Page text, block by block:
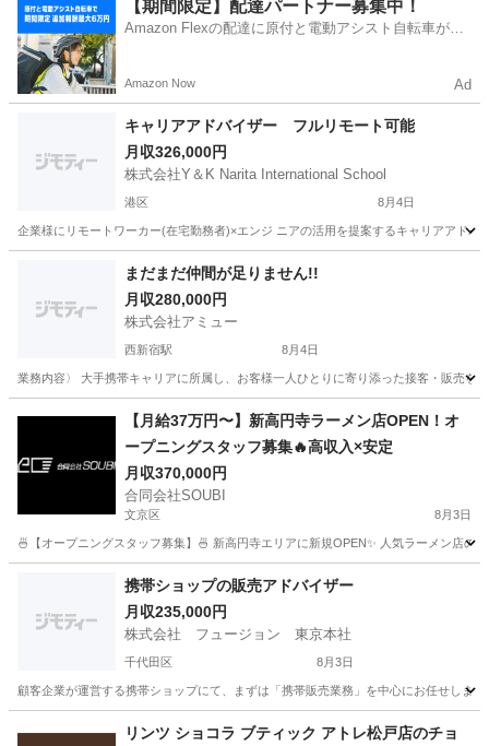
【期間限定】配達パートナー募集中！
Amazon Flexの配達に原付と電動アシスト自転車が登
Amazon Now Ad
キャリアアドバイザー フルリモート可能
月収326,000円
株式会社Y＆K Narita International School
港区 8月4日
企業様にリモートワーカー(在宅勤務者)×エンジ ニアの活用を提案するキャリアアド
その他 大阪 大阪市
まだまだ仲間が足りません!!
月収280,000円
株式会社アミュー
西新宿駅 8月4日
業務内容〉 大手携帯キャリアに所属し、お客様一人ひとりに寄り添った接客・販売
西新宿駅 サービス業
【月給37万円〜】新高円寺ラーメン店OPEN！オ
ープニングスタッフ募集🔥高収入×安定
月収370,000円
合同会社SOUBI
文京区 8月3日
🍜【オープニングスタッフ募集】🍜 新高円寺エリアに新規OPEN✨ 人気ラーメン
飲食 社会保険
携帯ショップの販売アドバイザー
月収235,000円
株式会社 フュージョン 東京本社
千代田区 8月3日
顧客企業が運営する携帯ショップにて、まずは「携帯販売業務」を中心にお任せし
リンツ ショコラ ブティック アトレ松戸店のチョ